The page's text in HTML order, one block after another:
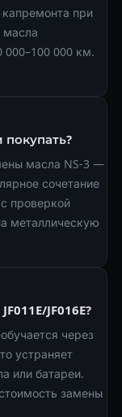
при
масла
000 км.
покупать?
масла NS-3 —
сочетание
проверкой
металлическую
JF016E?
через
устраняет
или батареи.
замены